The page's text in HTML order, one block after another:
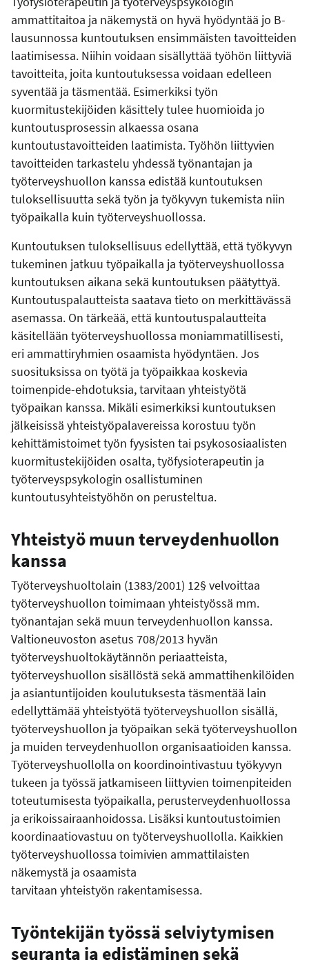
ammattitaitoa ja näkemystä on hyvä hyödyntää jo B-
lausunnossa kuntoutuksen ensimmäisten tavoitteiden
laatimisessa. Niihin voidaan sisällyttää työhön liittyviä
tavoitteita, joita kuntoutuksessa voidaan edelleen
syventää ja täsmentää. Esimerkiksi työn
kuormitustekijöiden käsittely tulee huomioida jo
kuntoutusprosessin alkaessa osana
kuntoutustavoitteiden laatimista. Työhön liittyvien
tavoitteiden tarkastelu yhdessä työnantajan ja
työterveyshuollon kanssa edistää kuntoutuksen
tuloksellisuutta sekä työn ja työkyvyn tukemista niin
työpaikalla kuin työterveyshuollossa.
Kuntoutuksen tuloksellisuus edellyttää, että työkyvyn
tukeminen jatkuu työpaikalla ja työterveyshuollossa
kuntoutuksen aikana sekä kuntoutuksen päätyttyä.
Kuntoutuspalautteista saatava tieto on merkittävässä
asemassa. On tärkeää, että kuntoutuspalautteita
käsitellään työterveyshuollossa moniammatillisesti,
eri ammattiryhmien osaamista hyödyntäen. Jos
suosituksissa on työtä ja työpaikkaa koskevia
toimenpide-ehdotuksia, tarvitaan yhteistyötä
työpaikan kanssa. Mikäli esimerkiksi kuntoutuksen
jälkeisissä yhteistyöpalavereissa korostuu työn
kehittämistoimet työn fyysisten tai psykososiaalisten
kuormitustekijöiden osalta, työfysioterapeutin ja
työterveyspsykologin osallistuminen
kuntoutusyhteistyöhön on perusteltua.
Yhteistyö muun terveydenhuollon
kanssa
Työterveyshuoltolain (1383/2001) 12§ velvoittaa
työterveyshuollon toimimaan yhteistyössä mm.
työnantajan sekä muun terveydenhuollon kanssa.
Valtioneuvoston asetus 708/2013 hyvän
työterveyshuoltokäytännön periaatteista,
työterveyshuollon sisällöstä sekä ammattihenkilöiden
ja asiantuntijoiden koulutuksesta täsmentää lain
edellyttämää yhteistyötä työterveyshuollon sisällä,
työterveyshuollon ja työpaikan sekä työterveyshuollon
ja muiden terveydenhuollon organisaatioiden kanssa.
Työterveyshuollolla on koordinointivastuu työkyvyn
tukeen ja työssä jatkamiseen liittyvien toimenpiteiden
toteutumisesta työpaikalla, perusterveydenhuollossa
ja erikoissairaanhoidossa. Lisäksi kuntoutustoimien
koordinaatiovastuu on työterveyshuollolla. Kaikkien
työterveyshuollossa toimivien ammattilaisten
näkemystä ja osaamista
tarvitaan yhteistyön rakentamisessa.
Työntekijän työssä selviytymisen
seuranta ja edistäminen sekä